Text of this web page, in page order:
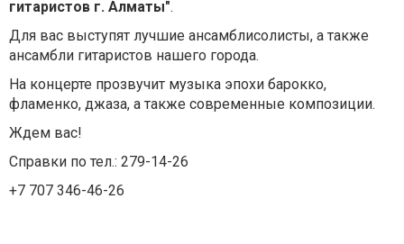
гитаристов г. Алматы".
Для вас выступят лучшие ансамблисолисты, а также
ансамбли гитаристов нашего города.
На концерте прозвучит музыка эпохи барокко,
фламенко, джаза, а также современные композиции.
Ждем вас!
Справки по тел.: 279-14-26
+7 707 346-46-26